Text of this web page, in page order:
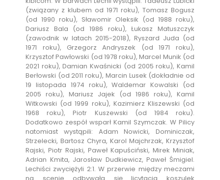
(związany z klubem od 1971 roku), Tomasz Bogusz
(od 1990 roku), Sławomir Oleksik (od 1988 roku),
Dariusz Bala (od 1986 roku), Łukasz Matuszczyk
(zawodnik w latach 2015-2018), Ryszard Juda (od
1971 roku), Grzegorz Andryszek (od 1971 roku),
Krzysztof Pawłowski (od 1978 roku), Marcel Munik (od
2021 roku), Damian Kwaśnicki (od 2005 roku), Kamil
Berłowski (od 2011 roku), Marcin Lusek (dokładnie od
19 listopada 1974 roku), Waldemar Kowalski (od
2005 roku), Mariusz Jajek (od 1986 roku), Kamil
Witkowski (od 1999 roku), Kazimierz Kliszewski (od
1968 roku), Piotr Kuszewski (od 1984 roku).
Dodatkowo zespół wsparł Kamil Szymczak. W Pilicy
natomiast wystąpili: Adam Nowicki, Dominiczak,
Strzelecki, Bartosz Chyra, Karol Majchrzak, Krzysztof
Rajski, Piotr Rajski, Paweł Kapuściński, Mirek Miniak,
Adrian Kmita, Jarosław Dudkiewicz, Paweł Śmigiel.
Lechiści zwyciężyli 2:1. W przerwie między meczami